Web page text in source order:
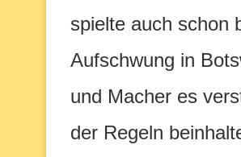
spielte auch schon
Aufschwung in
und Macher es
der Regeln